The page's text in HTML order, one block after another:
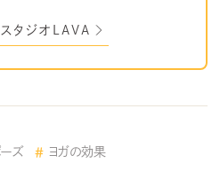
スタジオLAVA
ズ ヨガの効果